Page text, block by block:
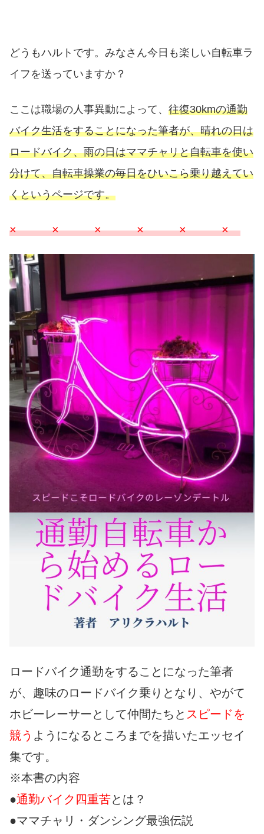
どうもハルトです。みなさん今日も楽しい自転車ラ
イフを送っていますか？
ここは職場の人事異動によって、 往復30kmの通勤
バイク生活をすることになった筆者が、晴れの日は
ロードバイク、雨の日はママチャリと自転車を使い
分けて、自転車操業の毎日をひいこら乗り越えてい
くというページです。
× × × × × ×
ロードバイク通勤をすることになった筆者
が、趣味のロードバイク乗りとなり、やがて
ホビーレーサーとして仲間たちと スピードを
競う ようになるところまでを描いたエッセイ
集です。
※本書の内容
●通勤バイク四重苦とは？
●ママチャリ・ダンシング最強伝説